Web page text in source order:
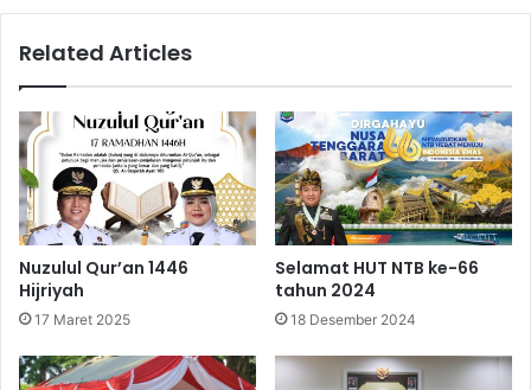
Related Articles
Nuzulul Qur’an 1446
Hijriyah
17 Maret 2025
Selamat HUT NTB ke-66
tahun 2024
18 Desember 2024